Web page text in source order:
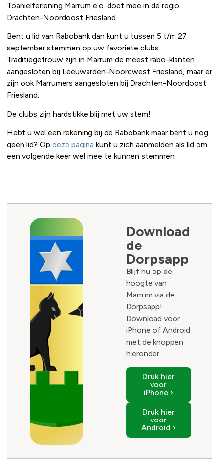
Toanielferiening Marrum e.o. doet mee in de regio
Drachten-Noordoost Friesland.
Bent u lid van Rabobank dan kunt u tussen 5 t/m 27
september stemmen op uw favoriete clubs.
Traditiegetrouw zijn in Marrum de meest rabo-klanten
aangesloten bij Leeuwarden-Noordwest Friesland, maar er
zijn ook Marrumers aangesloten bij Drachten-Noordoost
Friesland.
De clubs zijn hardstikke blij met uw stem!
Hebt u wel een rekening bij de Rabobank maar bent u nog
geen lid? Op deze pagina kunt u zich aanmelden als lid om
een volgende keer wel mee te kunnen stemmen.
Download
de
Dorpsapp
Blijf nu op de
hoogte van
Marrum via de
Dorpsapp!
Download voor
iPhone of Android
met de knoppen
hieronder.
Druk hier
voor
iPhone ›
Druk hier
voor
Android ›